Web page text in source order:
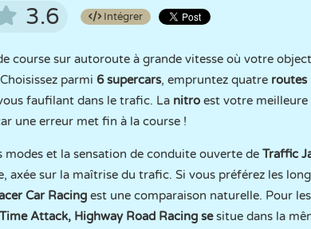
3.6 Intégrer
course sur autoroute à grande vitesse où votre
parmi 6 supercars, empruntez quatre routes
faufilant dans le trafic. La nitro est votre meilleure
une erreur met fin à la course !
modes et la sensation de conduite ouverte de Traffic
axée sur la maîtrise du trafic. Si vous préférez les
Car Racing est une comparaison naturelle. Pour
Time Attack, Highway Road Racing sesitue dans la